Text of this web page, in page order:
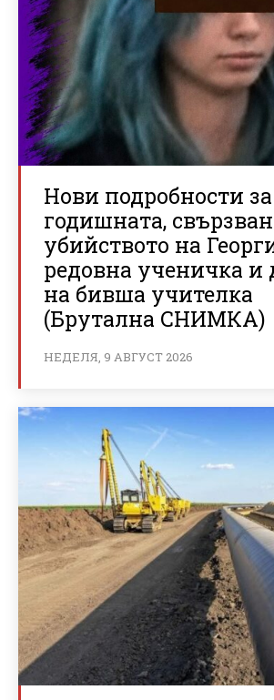
Нови подробности за
годишната,
убийството на
редовна ученичка и
на бивша учителка
(Брутална СНИМКА)
НЕДЕЛЯ, 9 АВГУСТ 2026